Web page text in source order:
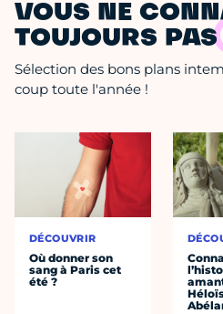
VOUS NE
TOUJOURS PAS
Sélection des bons plans
coup toute l'année !
DÉCOUVRIR
Où donner son
sang à Paris cet
été ?